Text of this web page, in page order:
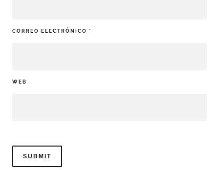
CORREO ELECTRÓNICO *
WEB